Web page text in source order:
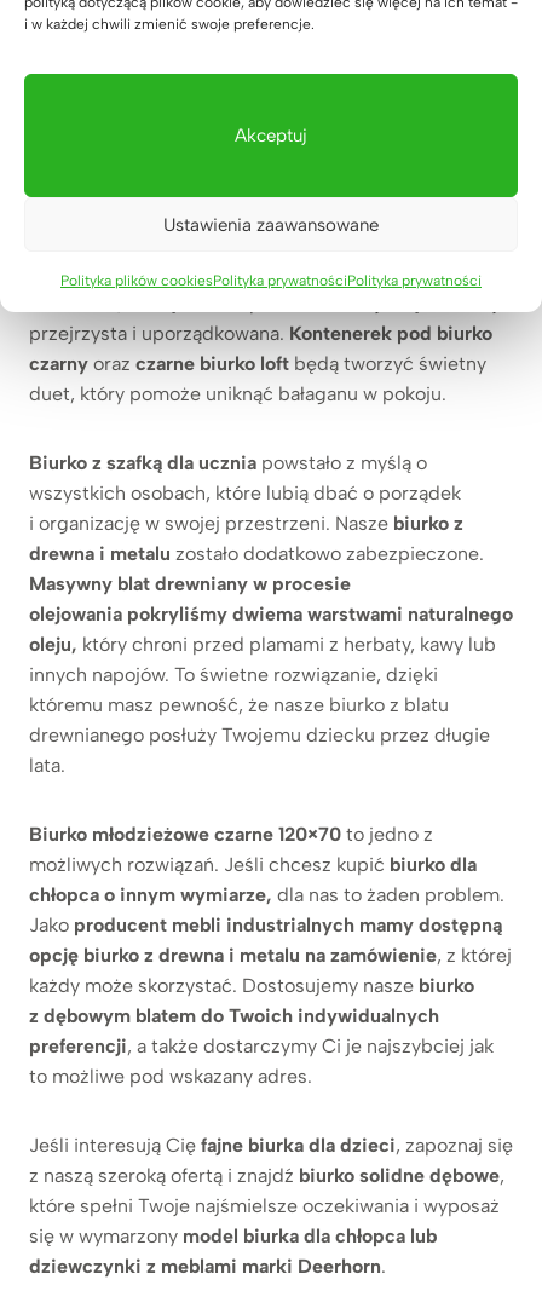
i w każdej chwili zmienić swoje preferencje.
Akceptuj
Ustawienia zaawansowane
Polityka plików cookiesPolityka prywatnościPolityka prywatności
biurko z kontenerkiem mobilnym to inwestycja
się podczas dbania o porządek w pokoju.
biurku,
oraz skorzystać z nowoczesnych organizerów.
książki, zeszyty oraz przybory szkolne mogą być
przejrzysta i uporządkowana. Kontenerek pod biurko
czarny oraz czarne biurko loft będą tworzyć świetny
duet, który pomoże uniknąć bałaganu w pokoju.
Biurko z szafką dla ucznia powstało z myślą o
wszystkich osobach, które lubią dbać o porządek
i organizację w swojej przestrzeni. Nasze biurko z
drewna i metalu zostało dodatkowo zabezpieczone.
Masywny blat drewniany w procesie
olejowania pokryliśmy dwiema warstwami naturalnego
oleju, który chroni przed plamami z herbaty, kawy lub
innych napojów. To świetne rozwiązanie, dzięki
któremu masz pewność, że nasze biurko z blatu
drewnianego posłuży Twojemu dziecku przez długie
lata.
Biurko młodzieżowe czarne 120×70 to jedno z
możliwych rozwiązań. Jeśli chcesz kupić biurko dla
chłopca o innym wymiarze, dla nas to żaden problem.
Jako producent mebli industrialnych mamy dostępną
opcję biurko z drewna i metalu na zamówienie, z której
każdy może skorzystać. Dostosujemy nasze biurko
z dębowym blatem do Twoich indywidualnych
preferencji, a także dostarczymy Ci je najszybciej jak
to możliwe pod wskazany adres.
Jeśli interesują Cię fajne biurka dla dzieci, zapoznaj się
z naszą szeroką ofertą i znajdź biurko solidne dębowe,
które spełni Twoje najśmielsze oczekiwania i wyposaż
się w wymarzony model biurka dla chłopca lub
dziewczynki z meblami marki Deerhorn.